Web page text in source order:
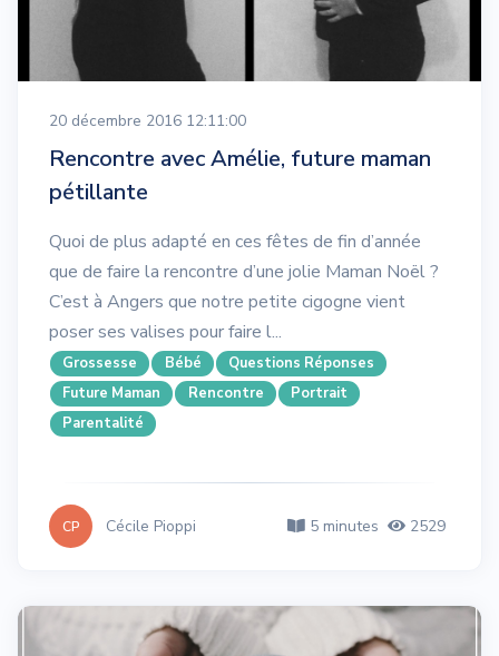
20 décembre 2016 12:11:00
Rencontre avec Amélie, future maman
pétillante
Quoi de plus adapté en ces fêtes de fin d’année
que de faire la rencontre d’une jolie Maman Noël ?
C’est à Angers que notre petite cigogne vient
poser ses valises pour faire l...
Grossesse Bébé
Questions Réponses
Future Maman
Rencontre
Portrait
Parentalité
CP Cécile Pioppi 5 minutes 2529